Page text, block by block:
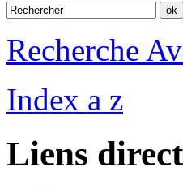
Recherche
Index a z
Liens